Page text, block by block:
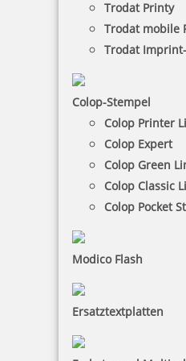
Trodat Printy
Trodat mobile
Trodat
Colop-Stempel
Colop Printer
Colop Expert
Colop Green
Colop Classic
Colop Pocket
Modico Flash
Ersatztextplatten
Stempel sind in einer
sodass Sie ganz nach
wählen können. Ob
– die Auswahl ist groß
NACH WUNSCHSTEMPEL FILTERN
€-
45 Artikel in der Kategorie